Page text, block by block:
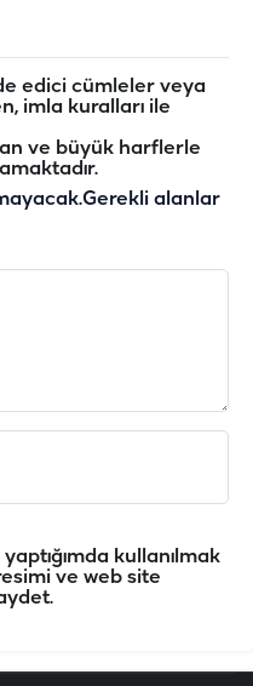
edici cümleler veya
imla kuralları ile
ve büyük harflerle
Gerekli alanlar
kullanılmak
ve web site